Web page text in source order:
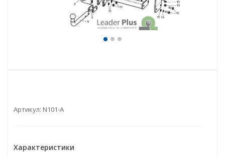
Артикул: N101-A
Характеристики